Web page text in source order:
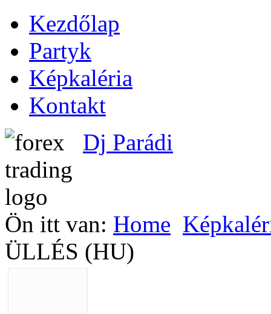
Kezdőlap
Partyk
Képkaléria
Kontakt
Dj Parádi
Ön itt van: Home
ÜLLÉS (HU)